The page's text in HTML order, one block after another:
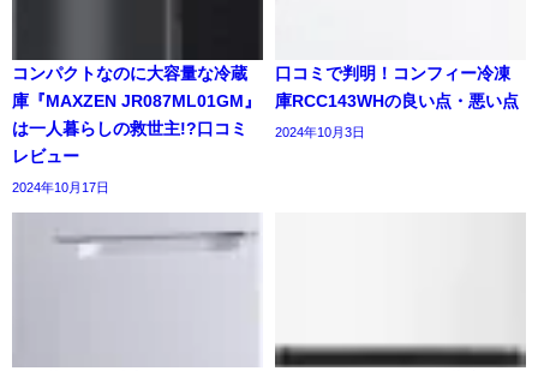
コンパクトなのに大容量な冷蔵
庫『MAXZEN JR087ML01GM』
は一人暮らしの救世主!?口コミ
レビュー
2024年10月17日
口コミで判明！コンフィー冷凍
庫RCC143WHの良い点・悪い点
2024年10月3日